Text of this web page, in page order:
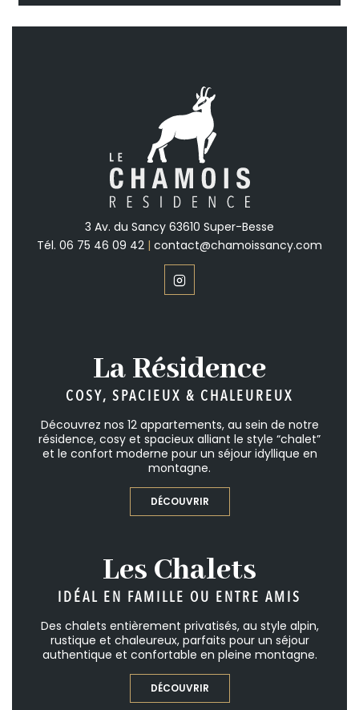
3 Av. du Sancy 63610 Super-Besse
Tél. 06 75 46 09 42 | contact@chamoissancy.com
La Résidence
COSY, SPACIEUX & CHALEUREUX
Découvrez nos 12 appartements, au sein de notre
résidence, cosy et spacieux alliant le style “chalet”
et le confort moderne pour un séjour idyllique en
montagne.
DÉCOUVRIR
Les Chalets
IDÉAL EN FAMILLE OU ENTRE AMIS
Des chalets entièrement privatisés, au style alpin,
rustique et chaleureux, parfaits pour un séjour
authentique et confortable en pleine montagne.
DÉCOUVRIR